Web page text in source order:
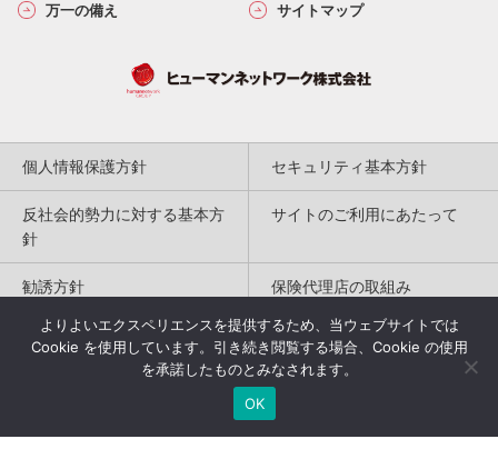
万一の備え
サイトマップ
個人情報保護方針 セキュリティ基本方針
反社会的勢力に対する基本方
針
サイトのご利用にあたって
勧誘方針 保険代理店の取組み
特定商取引法に基づく表記
Copyright(c) 2004-2026
Humannetwork Inc. All rights reserved.
よりよいエクスペリエンスを提供するため、当ウェブサイトでは
Cookie を使用しています。引き続き閲覧する場合、Cookie の使用
を承諾したものとみなされます。
OK